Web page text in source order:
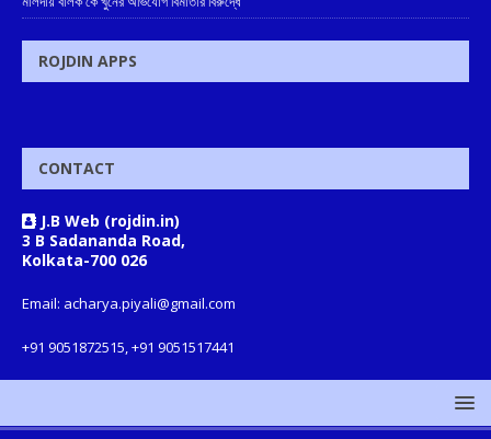
ROJDIN APPS
CONTACT
J.B Web (rojdin.in)
3 B Sadananda Road,
Kolkata-700 026
Email: acharya.piyali@gmail.com
+91 9051872515, +91 9051517441